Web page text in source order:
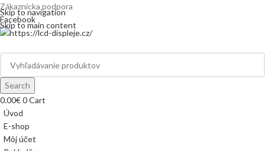
Skip to navigation
Skip to main content
Zákaznícka podpora
Facebook
Search
0.00€0Cart
Úvod
E-shop
Môj účet